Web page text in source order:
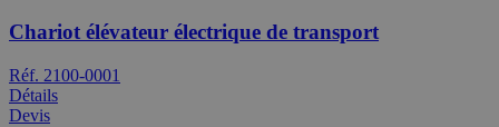
Chariot élévateur électrique de transport
Réf. 2100-0001
Détails
Devis